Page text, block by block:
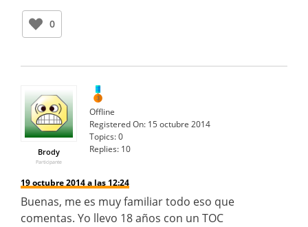
0
Brody
Participante
Offline
Registered On: 15 octubre 2014
Topics:0
Replies: 10
19 octubre 2014 a las 12:24
Buenas, me es muy familiar todo eso que
comentas. Yo llevo 18 años con un TOC